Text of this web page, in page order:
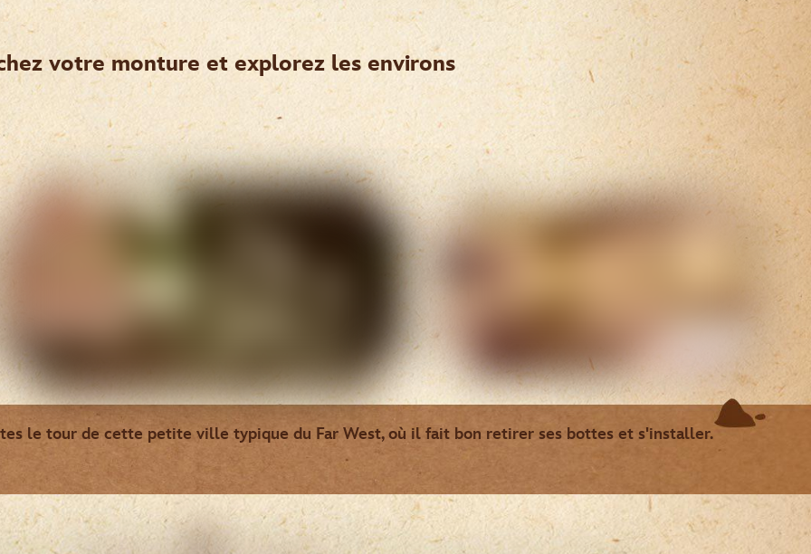
votre monture et explorez les environs
le tour de cette petite ville typique du Far West, où il fait bon retirer ses bottes et s'installer.